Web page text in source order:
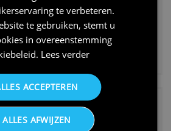
€24,95
te verbeteren.
te gebruiken, stemt u
in overeenstemming
. Lees verder
ACCEPTEREN
ALLES AFWIJZEN